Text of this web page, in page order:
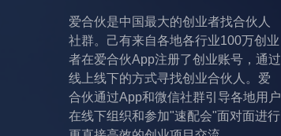
爱合伙是中国最大的创业者找合伙人
社群。己有来自各地各行业100万创业
者在爱合伙App注册了创业账号，通过
线上线下的方式寻找创业合伙人。爱
合伙通过App和微信社群引导各地用户
在线下组织和参加"速配会"面对面进行